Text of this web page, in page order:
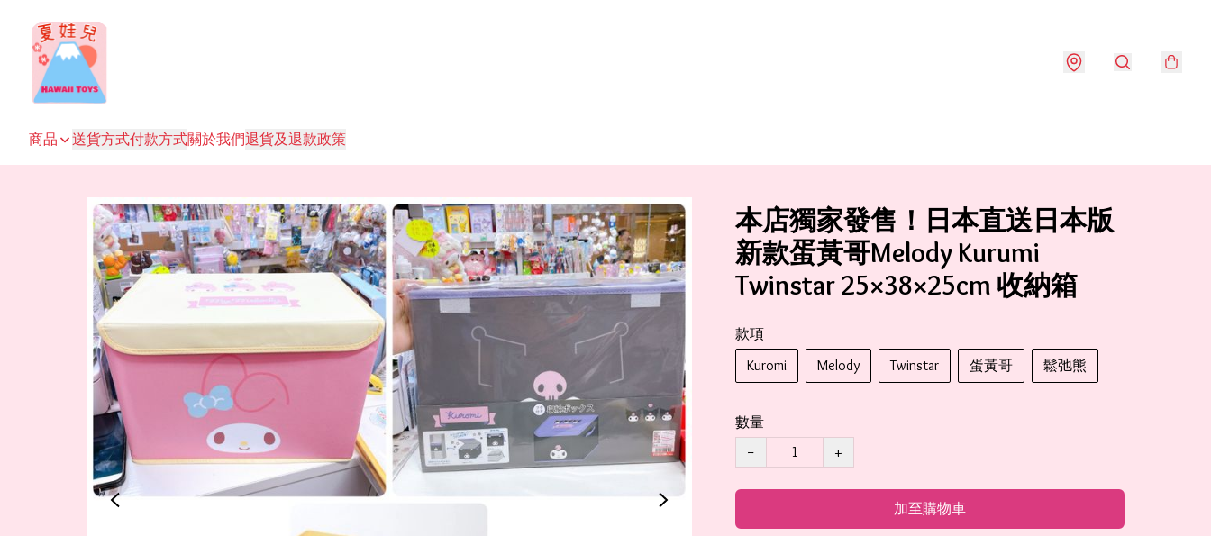
商品 送貨方式付款方式關於我們退貨及退款政策
本店獨家發售！日本直送日本版
新款蛋黃哥Melody Kurumi
Twinstar 25×38×25cm 收納箱
款項
Kuromi
Melody Twinstar 蛋黃哥 鬆弛熊
數量
−
+
加至購物車